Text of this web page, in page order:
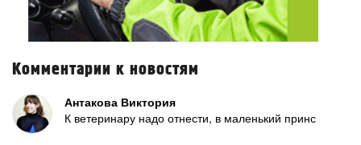
Комментарии к новостям
Антакова Виктория
К ветеринару надо отнести, в маленький принс